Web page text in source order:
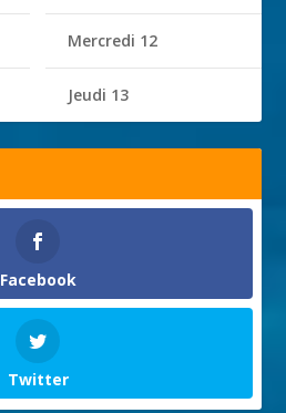
Mercredi 12
Jeudi 13
Facebook
Twitter